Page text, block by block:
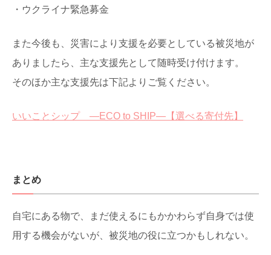
・ウクライナ緊急募金
また今後も、災害により支援を必要としている被災地が
ありましたら、主な支援先として随時受け付けます。
そのほか主な支援先は下記よりご覧ください。
いいことシップ ―ECO to SHIP―【選べる寄付先】
まとめ
自宅にある物で、まだ使えるにもかかわらず自身では使
用する機会がないが、被災地の役に立つかもしれない。